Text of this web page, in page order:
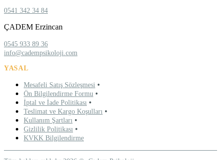
0541 342 34 84
ÇADEM Erzincan
0545 933 89 36
info@cadempsikoloji.com
YASAL
Mesafeli Satış Sözleşmesi •
Ön Bilgilendirme Formu •
İptal ve İade Politikası •
Teslimat ve Kargo Koşulları •
Kullanım Şartları •
Gizlilik Politikası •
KVKK Bilgilendirme